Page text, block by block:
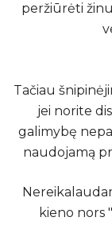
peržiūrėti
Tačiau
jei norite
galimybę
naudojamą
kieno nors